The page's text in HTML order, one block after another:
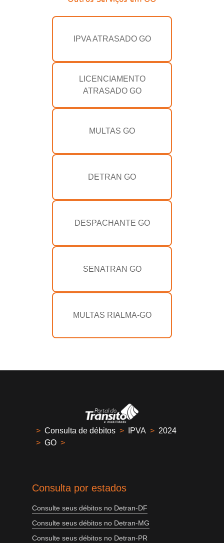
IPVA ATRASADO GO
LICENCIAMENTO
ATRASADO GO
MULTAS GO
DETRAN GO
DESPACHANTE GO
SENATRAN GO
MULTAS RIALMA-GO
> Consulta de débitos > IPVA > 2024
> GO >
Consulta por estados
Consulte seus débitos no Detran-DF
Consulte seus débitos no Detran-MG
Consulte seus débitos no Detran-PR